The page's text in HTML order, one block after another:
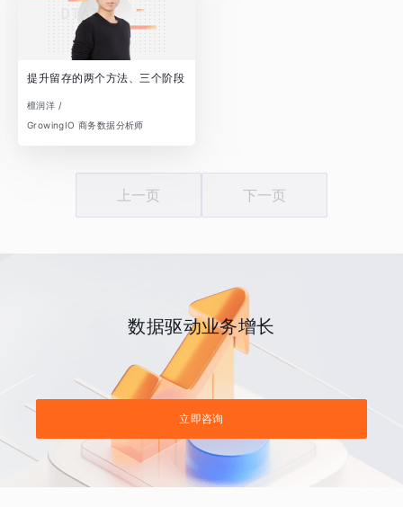
提升留存的两个方法、三个阶段
檀润洋 /
GrowingIO 商务数据分析师
上一页 下一页
数据驱动业务增长
立即咨询